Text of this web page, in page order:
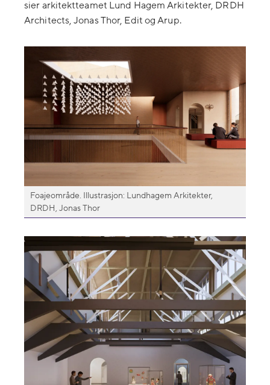
sier arkitektteamet Lund Hagem Arkitekter, DRDH
Architects, Jonas Thor, Edit og Arup.
Foajeområde. Illustrasjon: Lundhagem Arkitekter,
DRDH, Jonas Thor